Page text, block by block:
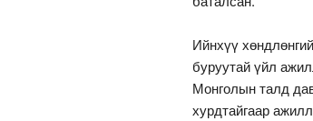
Ийнхүү
буруутай үйл
Монголын талд
хурдтайгаар